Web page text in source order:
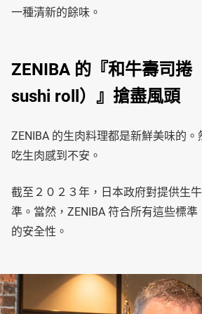
一種清新的餘味。
ZENIBA 的『和牛壽司捲
sushi roll）』搶盡風頭
ZENIBA 的生肉料理都是新鮮美味的
吃生肉感到不安。
截至２０２３年，日本政府對提供生
準。當然，ZENIBA 符合所有這些標
的安全性。